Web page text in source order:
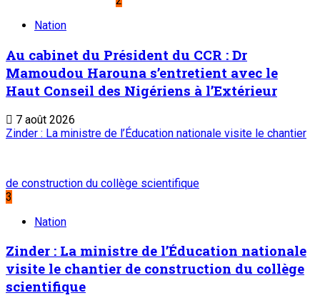
Nation
Au cabinet du Président du CCR : Dr
Mamoudou Harouna s’entretient avec le
Haut Conseil des Nigériens à l’Extérieur
7 août 2026
Zinder : La ministre de l’Éducation nationale visite le chantier
de construction du collège scientifique
3
Nation
Zinder : La ministre de l’Éducation nationale
visite le chantier de construction du collège
scientifique